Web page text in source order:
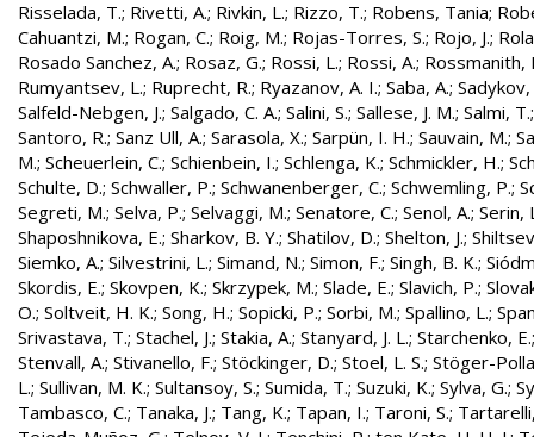
Risselada, T.; Rivetti, A.; Rivkin, L.; Rizzo, T.; Robens, Tania;
Cahuantzi, M.; Rogan, C.; Roig, M.; Rojas-Torres, S.; Rojo, J.;
Rosado Sanchez, A.; Rosaz, G.; Rossi, L.; Rossi, A.; Rossmanith,
Rumyantsev, L.; Ruprecht, R.; Ryazanov, A. I.; Saba, A.; Sadykov,
Salfeld-Nebgen, J.; Salgado, C. A.; Salini, S.; Sallese, J. M.; Salmi, T.
Santoro, R.; Sanz Ull, A.; Sarasola, X.; Sarpün, I. H.; Sauvain, M.;
M.; Scheuerlein, C.; Schienbein, I.; Schlenga, K.; Schmickler, H.;
Schulte, D.; Schwaller, P.; Schwanenberger, C.; Schwemling, P.;
Segreti, M.; Selva, P.; Selvaggi, M.; Senatore, C.; Senol, A.; Serin,
Shaposhnikova, E.; Sharkov, B. Y.; Shatilov, D.; Shelton, J.;
Siemko, A.; Silvestrini, L.; Simand, N.; Simon, F.; Singh, B. K.;
Skordis, E.; Skovpen, K.; Skrzypek, M.; Slade, E.; Slavich, P.;
O.; Soltveit, H. K.; Song, H.; Sopicki, P.; Sorbi, M.; Spallino, L.;
Srivastava, T.; Stachel, J.; Stakia, A.; Stanyard, J. L.; Starchenko, E.
Stenvall, A.; Stivanello, F.; Stöckinger, D.; Stoel, L. S.; Stöger-
L.; Sullivan, M. K.; Sultansoy, S.; Sumida, T.; Suzuki, K.; Sylva, G.;
Tambasco, C.; Tanaka, J.; Tang, K.; Tapan, I.; Taroni, S.;